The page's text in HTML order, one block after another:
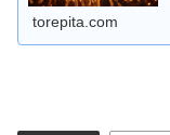
torepita.com